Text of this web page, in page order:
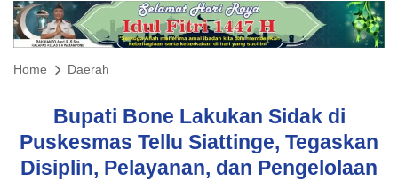
Home Daerah
Bupati Bone Lakukan Sidak di
Puskesmas Tellu Siattinge, Tegaskan
Disiplin, Pelayanan, dan Pengelolaan